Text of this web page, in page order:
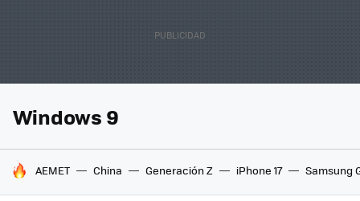
Windows 9
HOY SE HABLA DE
AEMET China Generación Z iPhone 17 Samsung